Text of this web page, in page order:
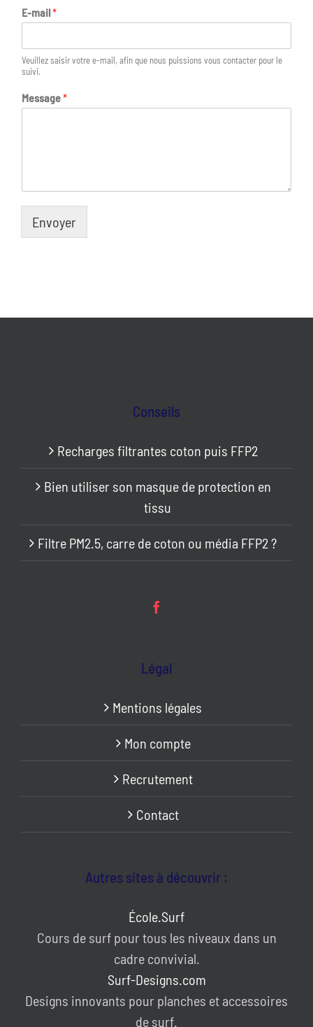
E-mail*
Veuillez saisir votre e-mail, afin que nous puissions vous contacter pour le
suivi.
Message*
Envoyer
Conseils
Recharges filtrantes coton puis FFP2
Bien utiliser son masque de protection en
tissu
Filtre PM2.5, carre de coton ou média FFP2 ?
Légal
Mentions légales
Mon compte
Recrutement
Contact
Autres sites à découvrir :
École.Surf
Cours de surf pour tous les niveaux dans un
cadre convivial.
Surf-Designs.com
Designs innovants pour planches et accessoires
de surf.